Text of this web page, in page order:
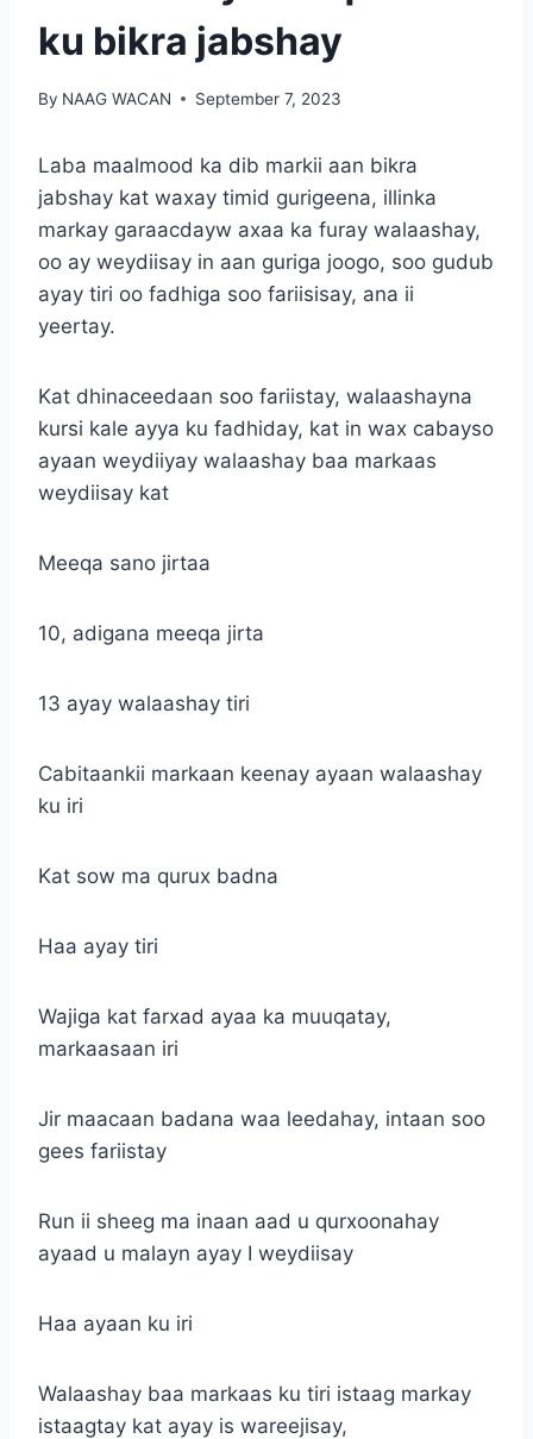
ku bikra jabshay
By NAAG WACAN September 7, 2023
Laba maalmood ka dib markii aan bikra
jabshay kat waxay timid gurigeena, illinka
markay garaacdayw axaa ka furay walaashay,
oo ay weydiisay in aan guriga joogo, soo gudub
ayay tiri oo fadhiga soo fariisisay, ana ii
yeertay.
Kat dhinaceedaan soo fariistay, walaashayna
kursi kale ayya ku fadhiday, kat in wax cabayso
ayaan weydiiyay walaashay baa markaas
weydiisay kat
Meeqa sano jirtaa
10, adigana meeqa jirta
13 ayay walaashay tiri
Cabitaankii markaan keenay ayaan walaashay
ku iri
Kat sow ma qurux badna
Haa ayay tiri
Wajiga kat farxad ayaa ka muuqatay,
markaasaan iri
Jir maacaan badana waa leedahay, intaan soo
gees fariistay
Run ii sheeg ma inaan aad u qurxoonahay
ayaad u malayn ayay I weydiisay
Haa ayaan ku iri
Walaashay baa markaas ku tiri istaag markay
istaagtay kat ayay is wareejisay,